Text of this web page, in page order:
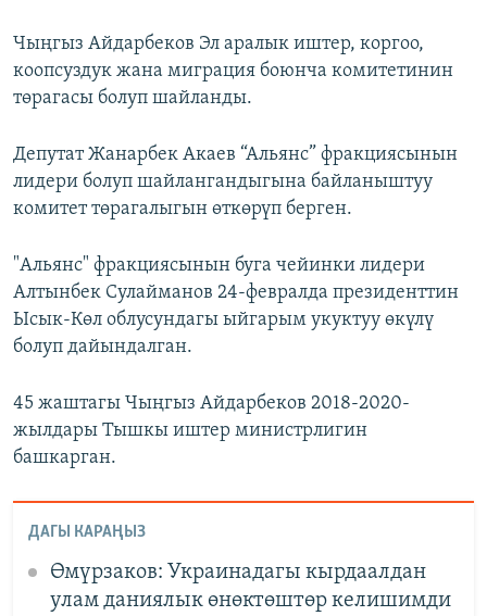
Чыңгыз Айдарбеков Эл аралык иштер, коргоо,
коопсуздук жана миграция боюнча комитетинин
төрагасы болуп шайланды.
Депутат Жанарбек Акаев “Альянс” фракциясынын
лидери болуп шайлангандыгына байланыштуу
комитет төрагалыгын өткөрүп берген.
"Альянс" фракциясынын буга чейинки лидери
Алтынбек Сулайманов 24-февралда президенттин
Ысык-Көл облусундагы ыйгарым укуктуу өкүлү
болуп дайындалган.
45 жаштагы Чыңгыз Айдарбеков 2018-2020-
жылдары Тышкы иштер министрлигин
башкарган.
ДАГЫ КАРАҢЫЗ
Өмүрзаков: Украинадагы кырдаалдан
улам даниялык өнөктөштөр келишимди